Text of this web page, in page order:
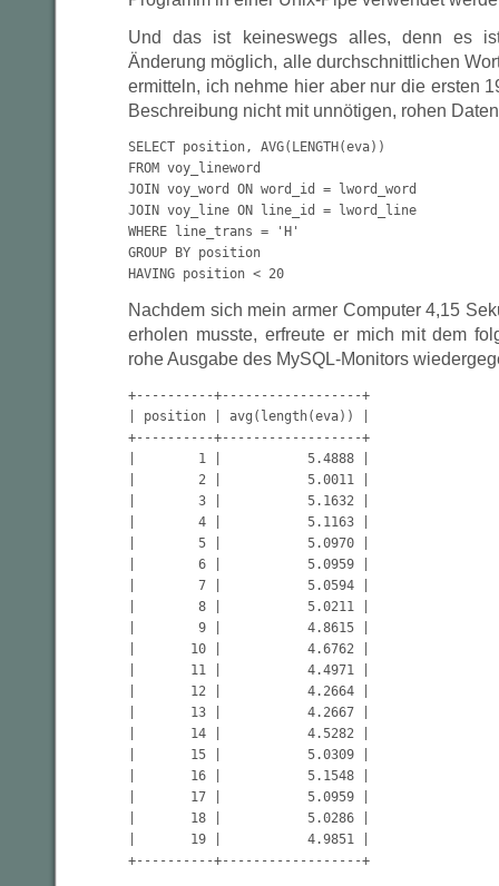
Und das ist keineswegs alles, denn es
Änderung möglich, alle durchschnittlichen
ermitteln, ich nehme hier aber nur die ersten
Beschreibung nicht mit unnötigen, rohen
SELECT position, AVG(LENGTH(eva))
FROM voy_lineword
JOIN voy_word ON word_id = lword_word
JOIN voy_line ON line_id = lword_line
WHERE line_trans = 'H'
GROUP BY position
HAVING position < 20
Nachdem sich mein armer Computer 4,15
erholen musste, erfreute er mich mit dem
rohe Ausgabe des MySQL-Monitors
+----------+------------------+
| position | avg(length(eva)) |
+----------+------------------+
|        1 |           5.4888 |
|        2 |           5.0011 |
|        3 |           5.1632 |
|        4 |           5.1163 |
|        5 |           5.0970 |
|        6 |           5.0959 |
|        7 |           5.0594 |
|        8 |           5.0211 |
|        9 |           4.8615 |
|       10 |           4.6762 |
|       11 |           4.4971 |
|       12 |           4.2664 |
|       13 |           4.2667 |
|       14 |           4.5282 |
|       15 |           5.0309 |
|       16 |           5.1548 |
|       17 |           5.0959 |
|       18 |           5.0286 |
|       19 |           4.9851 |
+----------+------------------+